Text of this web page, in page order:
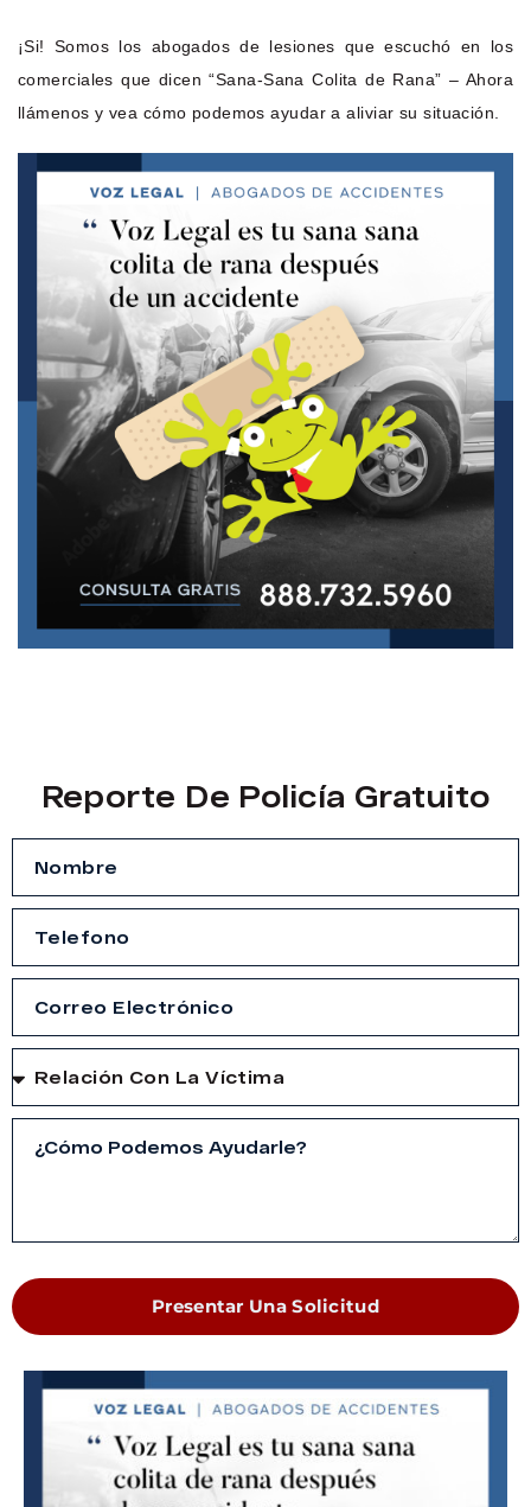
¡Si! Somos los abogados de lesiones que escuchó en los
comerciales que dicen “Sana-Sana Colita de Rana” – Ahora
llámenos y vea cómo podemos ayudar a aliviar su situación.
Reporte De Policía Gratuito
Presentar Una Solicitud